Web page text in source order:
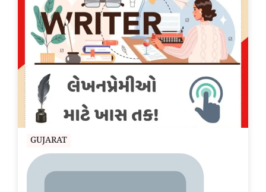
GUJARAT